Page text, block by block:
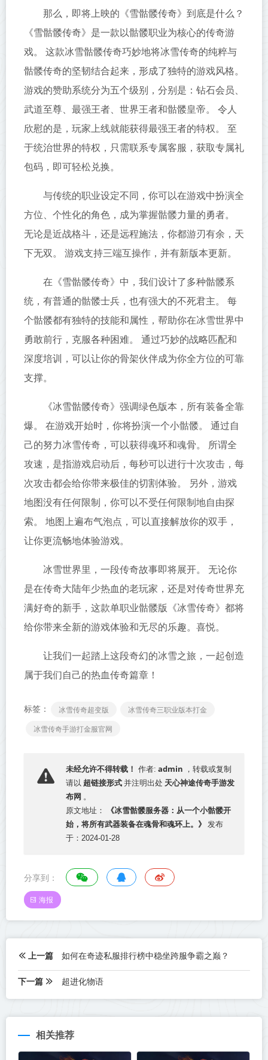
那么，即将上映的《雪骷髅传奇》到底是什么？
《雪骷髅传奇》是一款以骷髅职业为核心的传奇游
戏。 这款冰雪骷髅传奇巧妙地将冰雪传奇的纯粹与
骷髅传奇的坚韧结合起来，形成了独特的游戏风格。
游戏的赞助系统分为五个级别，分别是：钻石会员、
武道至尊、最强王者、世界王者和骷髅皇帝。 令人
欣慰的是，玩家上线就能获得最强王者的特权。 至
于统治世界的特权，只需联系专属客服，获取专属礼
包码，即可轻松兑换。
与传统的职业设定不同，你可以在游戏中扮演全
方位、个性化的角色，成为掌握骷髅力量的勇者。
无论是近战格斗，还是远程施法，你都游刃有余，天
下无双。 游戏支持三端互操作，并有新版本更新。
在《雪骷髅传奇》中，我们设计了多种骷髅系
统，有普通的骷髅士兵，也有强大的不死君主。 每
个骷髅都有独特的技能和属性，帮助你在冰雪世界中
勇敢前行，克服各种困难。 通过巧妙的战略匹配和
深度培训，可以让你的骨架伙伴成为你全方位的可靠
支撑。
《冰雪骷髅传奇》强调绿色版本，所有装备全靠
爆。 在游戏开始时，你将扮演一个小骷髅。 通过自
己的努力冰雪传奇，可以获得魂环和魂骨。 所谓全
攻速，是指游戏启动后，每秒可以进行十次攻击，每
次攻击都会给你带来极佳的切割体验。 另外，游戏
地图没有任何限制，你可以不受任何限制地自由探
索。 地图上遍布气泡点，可以直接解放你的双手，
让你更流畅地体验游戏。
冰雪世界里，一段传奇故事即将展开。 无论你
是在传奇大陆年少热血的老玩家，还是对传奇世界充
满好奇的新手，这款单职业骷髅版《冰雪传奇》都将
给你带来全新的游戏体验和无尽的乐趣。喜悦。
让我们一起踏上这段奇幻的冰雪之旅，一起创造
属于我们自己的热血传奇篇章！
标签： 冰雪传奇超变版
冰雪传奇三职业版本打金
冰雪传奇手游打金服官网
未经允许不得转载！ 作者: admin ，转载或复制
请以 超链接形式 并注明出处 天心神途传奇手游发
布网 。
原文地址：
《冰雪骷髅服务器：从一个小骷髅开
始，将所有武器装备在魂骨和魂环上。》
发布
于：2024-01-28
分享到：
海报
上一篇 如何在奇迹私服排行榜中稳坐跨服争霸之巅？
下一篇 超进化物语
相关推荐